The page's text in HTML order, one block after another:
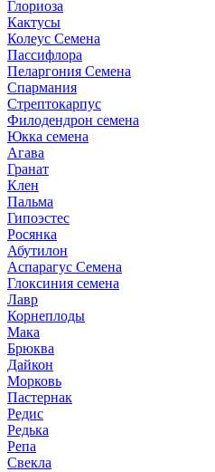
Глориоза
Кактусы
Колеус Семена
Пассифлора
Пеларгония Семена
Спармания
Стрептокарпус
Филодендрон семена
Юкка семена
Агава
Гранат
Клен
Пальма
Гипоэстес
Росянка
Абутилон
Аспарагус Семена
Глоксиния семена
Лавр
Корнеплоды
Мака
Брюква
Дайкон
Морковь
Пастернак
Редис
Редька
Репа
Свекла